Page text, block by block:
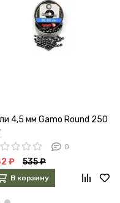
4,5 мм Gamo Round 250
0
₽ 535 ₽
В корзину